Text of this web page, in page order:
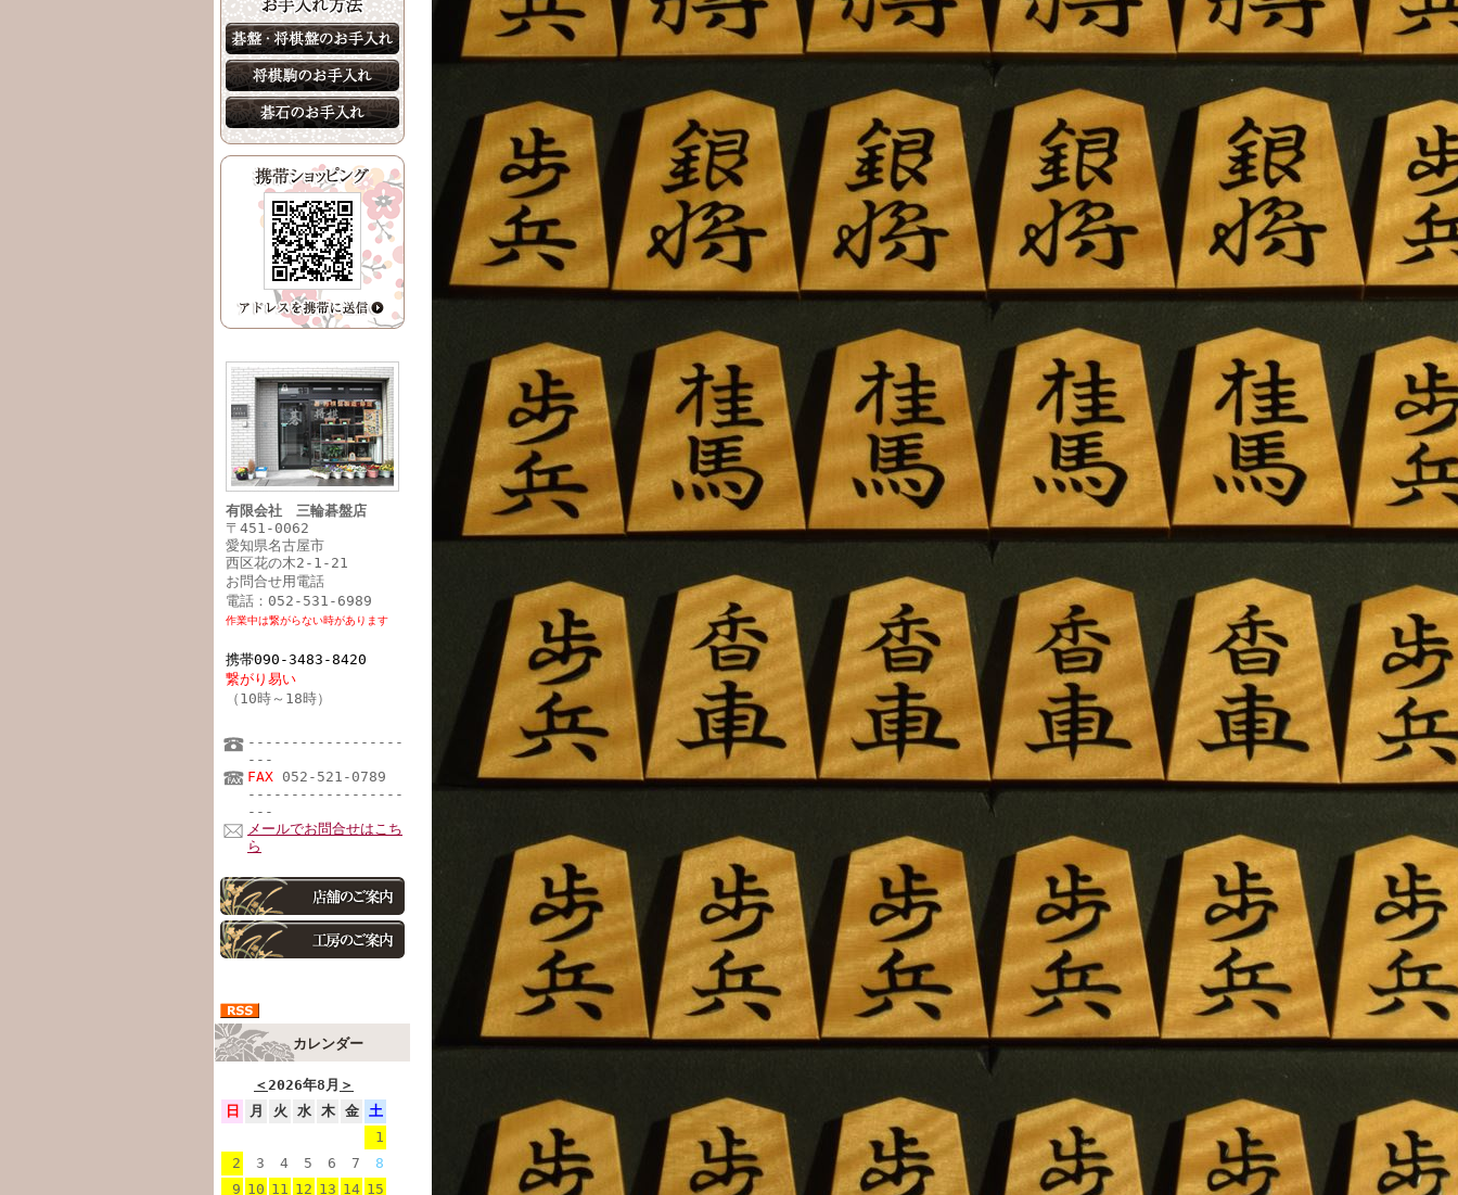
有限会社 三輪碁盤店
〒451-0062
愛知県名古屋市
西区花の木2-1-21
お問合せ用電話
電話：052-531-6989
作業中は繋がらない時があります
携帯090-3483-8420
繋がり易い
（10時～18時）
------------------
---
FAX 052-521-0789
------------------
---
メールでお問合せはこち
ら
カレンダー
＜2026年8月 ＞
日
月 火 水 木 金
土
1
2
3 4 5 6 7
8
9 10 11 12 13 14 15